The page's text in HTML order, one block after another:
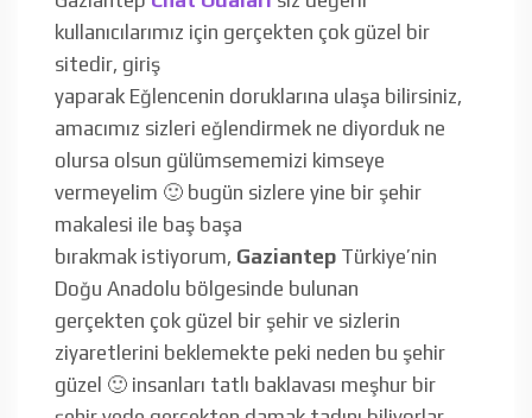
kullanıcılarımız için gerçekten çok güzel bir
sitedir, giriş
yaparak Eğlencenin doruklarına ulaşa bilirsiniz,
amacımız sizleri eğlendirmek ne diyorduk ne
olursa olsun gülümsememizi kimseye
vermeyelim 🙂 bugün sizlere yine bir şehir
makalesi ile baş başa
bırakmak istiyorum, Gaziantep Türkiye’nin
Doğu Anadolu bölgesinde bulunan
gerçekten çok güzel bir şehir ve sizlerin
ziyaretlerini beklemekte peki neden bu şehir
güzel 🙂 insanları tatlı baklavası meşhur bir